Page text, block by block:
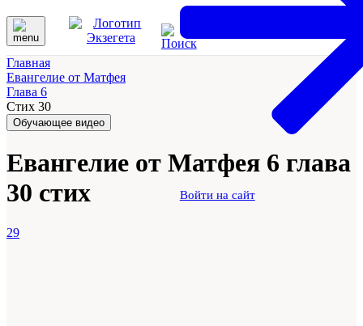
Войти на сайт
Главная
Евангелие от Матфея
Глава 6
Стих 30
Обучающее видео
Евангелие от Матфея 6 глава
30 стих
29